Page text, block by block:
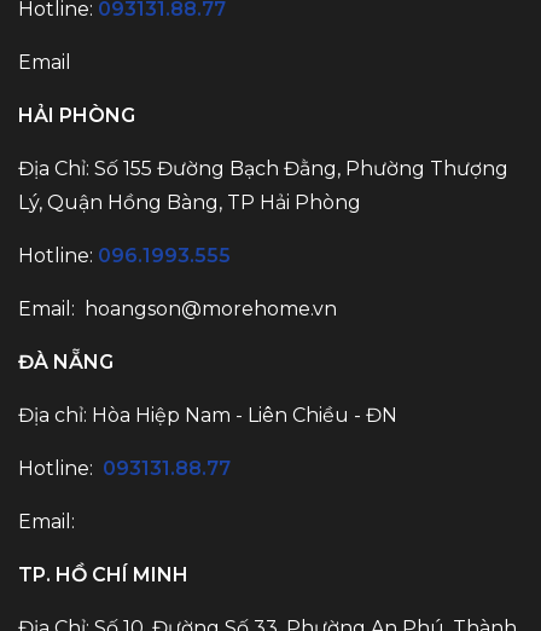
Hotline: 093131.88.77
Email
HẢI PHÒNG
Địa Chỉ: Số 155 Đường Bạch Đằng, Phường Thượng
Lý, Quận Hồng Bàng, TP Hải Phòng
Hotline: 096.1993.555
Email: hoangson@morehome.vn
ĐÀ NẴNG
Địa chỉ: Hòa Hiệp Nam - Liên Chiều - ĐN
Hotline: 093131.88.77
Email:
TP. HỒ CHÍ MINH